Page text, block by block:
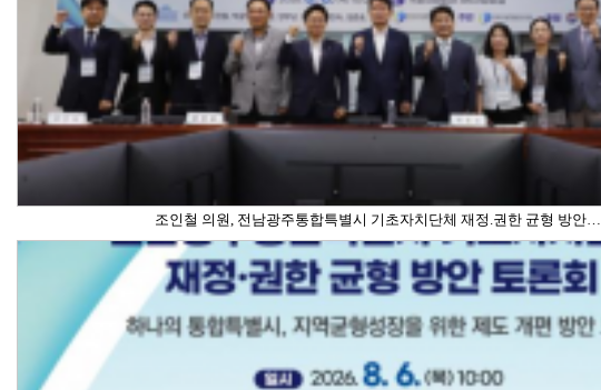
조인철 의원, 전남광주통합특별시 기초자치단체 재정.권한 균형 방안…